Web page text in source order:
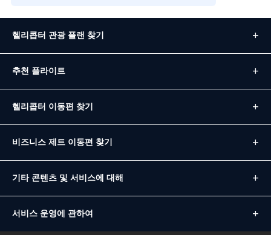
헬리콥터 관광 플랜 찾기
추천 플라이트
헬리콥터 이동편 찾기
비즈니스 제트 이동편 찾기
기타 콘텐츠 및 서비스에 대해
서비스 운영에 관하여